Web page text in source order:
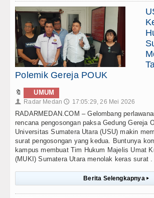
Polemik Gereja POUK
🔖 UMUM
👤 Radar Medan 🕔 17:05:29, 26 Mei 2026
RADARMEDAN.COM – Gelombang
rencana pengosongan paksa Gedung Gereja
Universitas Sumatera Utara (USU) makin
surat pengosongan yang kedua. Buntunya
kampus membuat Tim Hukum Majelis Umat
(MUKI) Sumatera Utara menolak keras surat
Berita Selengkapnya ▸